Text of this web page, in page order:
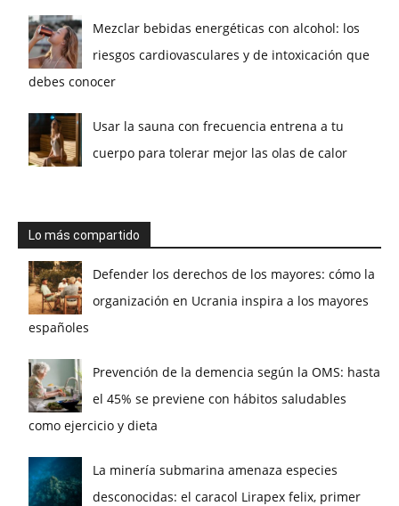
Mezclar bebidas energéticas con alcohol: los
riesgos cardiovasculares y de intoxicación que
debes conocer
Usar la sauna con frecuencia entrena a tu
cuerpo para tolerar mejor las olas de calor
Lo más compartido
Defender los derechos de los mayores: cómo la
organización en Ucrania inspira a los mayores
españoles
Prevención de la demencia según la OMS: hasta
el 45% se previene con hábitos saludables
como ejercicio y dieta
La minería submarina amenaza especies
desconocidas: el caracol Lirapex felix, primer